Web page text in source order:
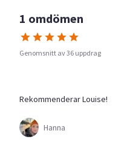
1 omdömen
Genomsnitt av 36 uppdrag
Rekommenderar Louise!
Hanna